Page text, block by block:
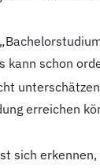
kann schon
erreichen
sich